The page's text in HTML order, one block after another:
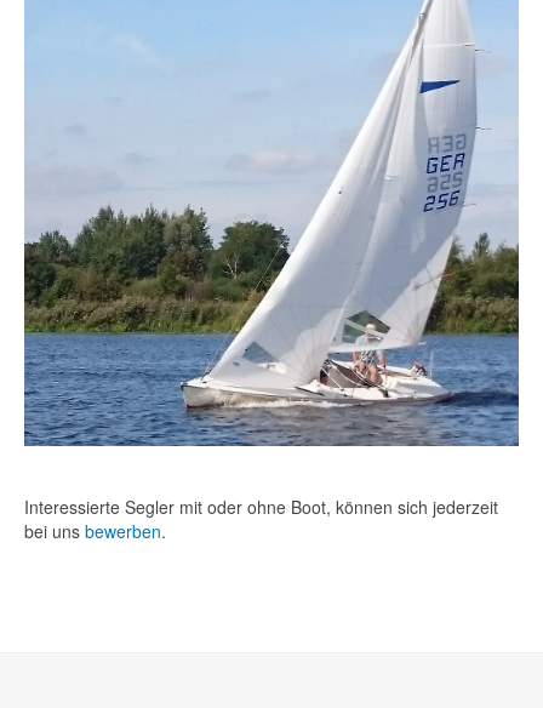
Interessierte Segler mit oder ohne Boot, können sich jederzeit
bei uns bewerben.